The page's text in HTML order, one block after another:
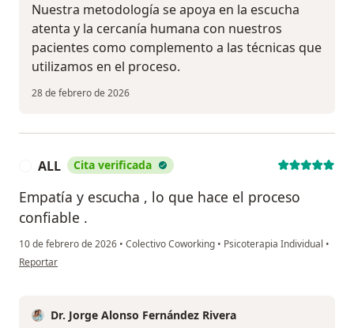
Nuestra metodología se apoya en la escucha
atenta y la cercanía humana con nuestros
pacientes como complemento a las técnicas que
utilizamos en el proceso.
28 de febrero de 2026
ALL Cita verificada
Empatía y escucha , lo que hace el proceso
confiable .
10 de febrero de 2026 • Colectivo Coworking • Psicoterapia Individual •
en opinión del usuario ALL
Reportar
Dr. Jorge Alonso Fernández Rivera